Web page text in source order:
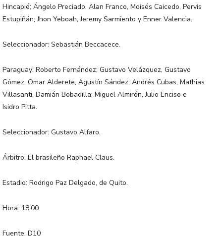
Hincapié; Ángelo Preciado, Alan Franco, Moisés Caicedo, Pervis
Estupiñán; Jhon Yeboah, Jeremy Sarmiento y Enner Valencia.
Seleccionador: Sebastián Beccacece.
Paraguay: Roberto Fernández; Gustavo Velázquez, Gustavo
Gómez, Omar Alderete, Agustín Sández; Andrés Cubas, Mathias
Villasanti, Damián Bobadilla; Miguel Almirón, Julio Enciso e
Isidro Pitta.
Seleccionador: Gustavo Alfaro.
Árbitro: El brasileño Raphael Claus.
Estadio: Rodrigo Paz Delgado, de Quito.
Hora: 18:00.
Fuente. D10